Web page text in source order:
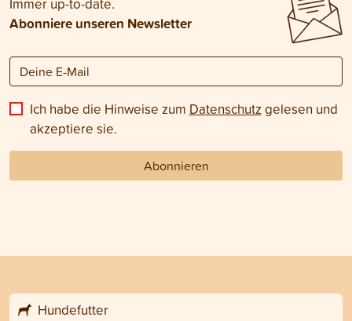
Abonniere unseren Newsletter
Ich habe die Hinweise zum Datenschutz gelesen und
akzeptiere sie.
Abonnieren
Hundefutter